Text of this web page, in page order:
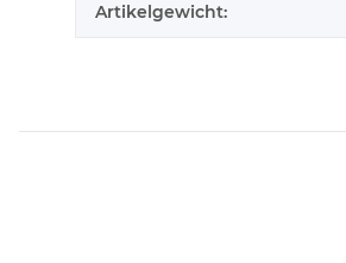
Artikelgewicht: